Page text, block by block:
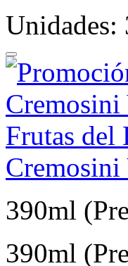
Unidades:
390ml
390ml